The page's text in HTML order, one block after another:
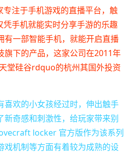
注于手机游戏的直播平台，触
手机就能实时分享手游的乐趣
有一部智能手机，就能开启直播
旗下的产品，这家公司在2011年
堂硅谷rdquo的杭州其国外投资
喜欢的小女孩经过时，伸出触手
新奇感和刺激性，给玩家带来别
locker 官方版作为该系列
戏机制等方面有着较为成熟的设